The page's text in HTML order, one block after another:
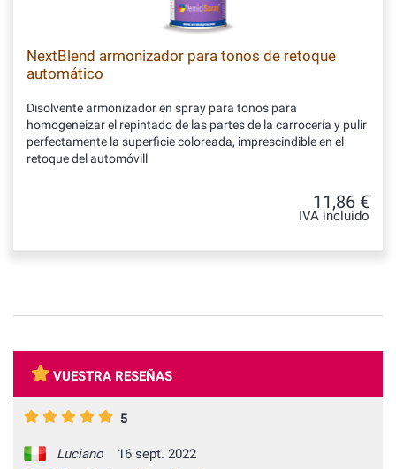
NextBlend armonizador para tonos de retoque
automático
Disolvente armonizador en spray para tonos para
homogeneizar el repintado de las partes de la carrocería y pulir
perfectamente la superficie coloreada, imprescindible en el
retoque del automóvill
11,86 €
IVA incluido
VUESTRA RESEÑAS
5
Luciano
16 sept. 2022